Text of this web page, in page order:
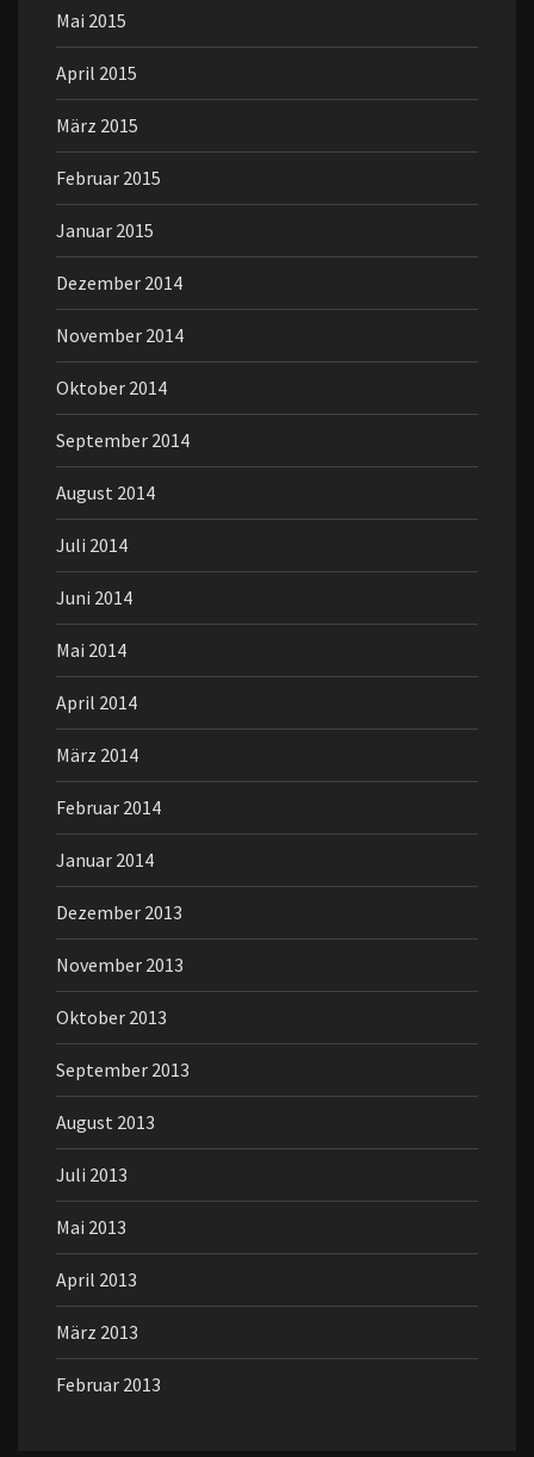
Mai 2015
April 2015
März 2015
Februar 2015
Januar 2015
Dezember 2014
November 2014
Oktober 2014
September 2014
August 2014
Juli 2014
Juni 2014
Mai 2014
April 2014
März 2014
Februar 2014
Januar 2014
Dezember 2013
November 2013
Oktober 2013
September 2013
August 2013
Juli 2013
Mai 2013
April 2013
März 2013
Februar 2013